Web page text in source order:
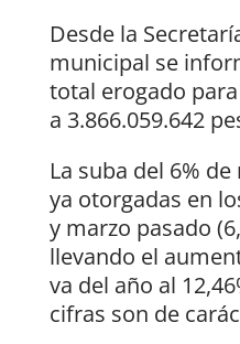
Desde la
municipal se
total erogado
a 3.866.059.642
La suba del 6%
ya otorgadas en
y marzo pasado
llevando el
va del año al
cifras son de